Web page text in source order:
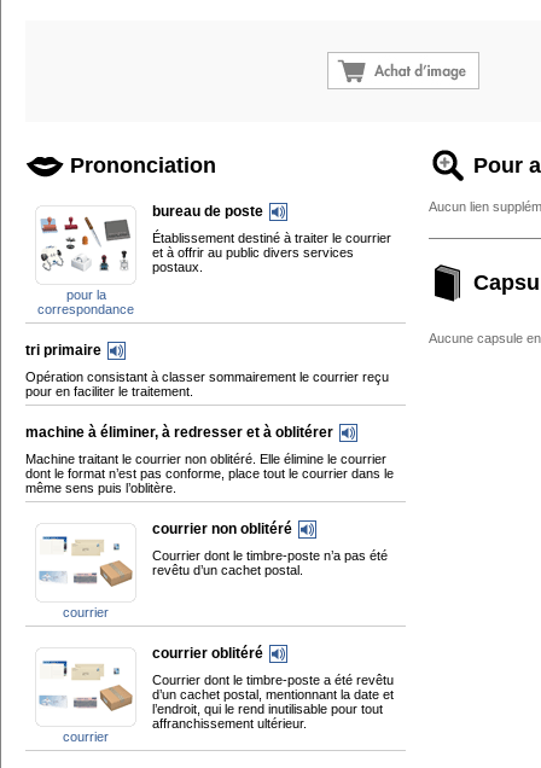
Prononciation
pour la
correspondance
bureau de poste
Établissement destiné à traiter le courrier
et à offrir au public divers services
postaux.
tri primaire
Opération consistant à classer sommairement le courrier reçu
pour en faciliter le traitement.
machine à éliminer, à redresser et à oblitérer
Machine traitant le courrier non oblitéré. Elle élimine le courrier
dont le format n’est pas conforme, place tout le courrier dans le
même sens puis l’oblitère.
courrier
courrier non oblitéré
Courrier dont le timbre-poste n’a pas été
revêtu d’un cachet postal.
courrier
courrier oblitéré
Courrier dont le timbre-poste a été revêtu
d’un cachet postal, mentionnant la date et
l’endroit, qui le rend inutilisable pour tout
affranchissement ultérieur.
Pour
Aucun lien
Aucune capsule